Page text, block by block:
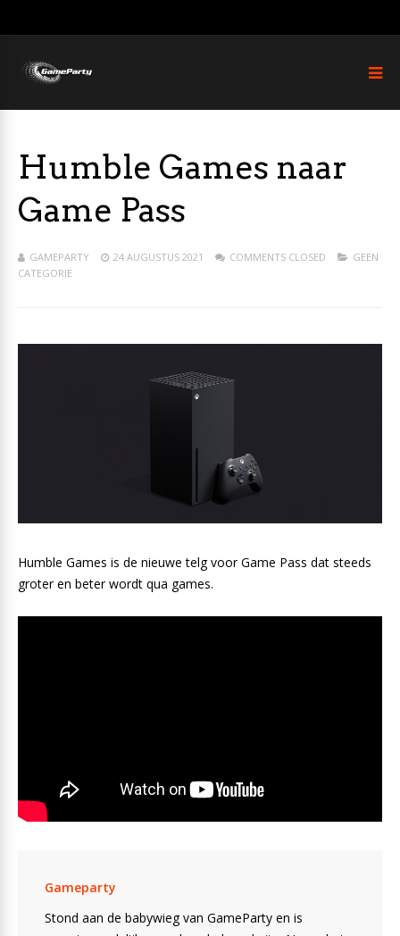
Humble Games naar
Game Pass
GAMEPARTY 24 AUGUSTUS 2021 COMMENTS CLOSED
GEEN
CATEGORIE
Humble Games is de nieuwe telg voor Game Pass dat steeds
groter en beter wordt qua games.
Gameparty
Stond aan de babywieg van GameParty en is